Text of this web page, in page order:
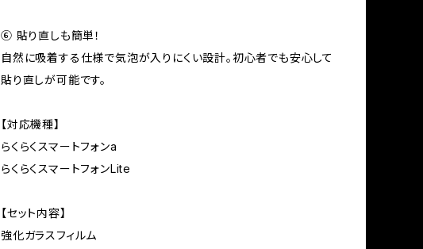
⑥ 貼り直しも簡単！
自然に吸着する仕様で気泡が入りにくい設計。初心者でも安心して
貼り直しが可能です。
【対応機種】
らくらくスマートフォンa
らくらくスマートフォンLite
【セット内容】
強化ガラスフィルム